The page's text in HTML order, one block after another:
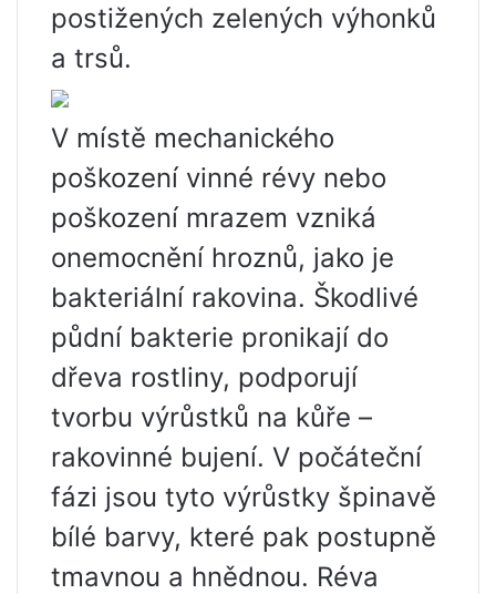
postižených zelených výhonků
a trsů.
V místě mechanického
poškození vinné révy nebo
poškození mrazem vzniká
onemocnění hroznů, jako je
bakteriální rakovina. Škodlivé
půdní bakterie pronikají do
dřeva rostliny, podporují
tvorbu výrůstků na kůře –
rakovinné bujení. V počáteční
fázi jsou tyto výrůstky špinavě
bílé barvy, které pak postupně
tmavnou a hnědnou. Réva